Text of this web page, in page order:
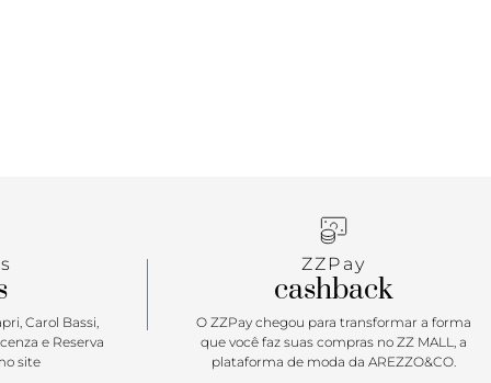
Carol Bassi,
e Reserva
site
ZZPay
cashback
O ZZPay chegou para transformar a forma
que você faz suas compras no ZZ MALL, a
plataforma de moda da AREZZO&CO.